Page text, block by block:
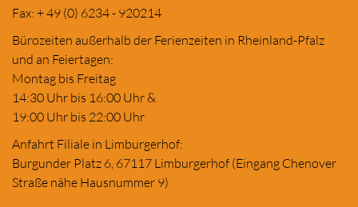
Fax: + 49 (0) 6234 - 920214
Bürozeiten außerhalb der Ferienzeiten in Rheinland-Pfalz
und an Feiertagen:
Montag bis Freitag
14:30 Uhr bis 16:00 Uhr &
19:00 Uhr bis 22:00 Uhr
Anfahrt Filiale in Limburgerhof:
Burgunder Platz 6, 67117 Limburgerhof (Eingang Chenover
Straße nähe Hausnummer 9)